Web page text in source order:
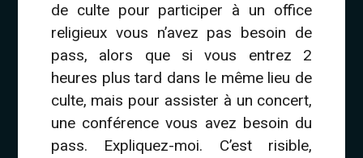
de culte pour participer à un office
religieux vous n’avez pas besoin de
pass, alors que si vous entrez 2
heures plus tard dans le même lieu de
culte, mais pour assister à un concert,
une conférence vous avez besoin du
pass. Expliquez-moi. C’est risible,